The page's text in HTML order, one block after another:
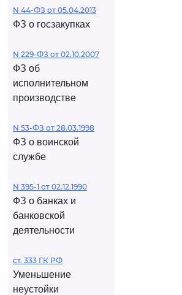
N 44-ФЗ от 05.04.2013
ФЗ о госзакупках
N 229-ФЗ от 02.10.2007
ФЗ об
исполнительном
производстве
N 53-ФЗ от 28.03.1998
ФЗ о воинской
службе
N 395-1 от 02.12.1990
ФЗ о банках и
банковской
деятельности
ст. 333 ГК РФ
Уменьшение
неустойки